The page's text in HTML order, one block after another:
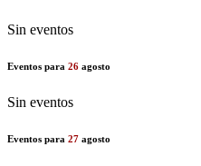
Sin eventos
Eventos para 26 agosto
Sin eventos
Eventos para 27 agosto